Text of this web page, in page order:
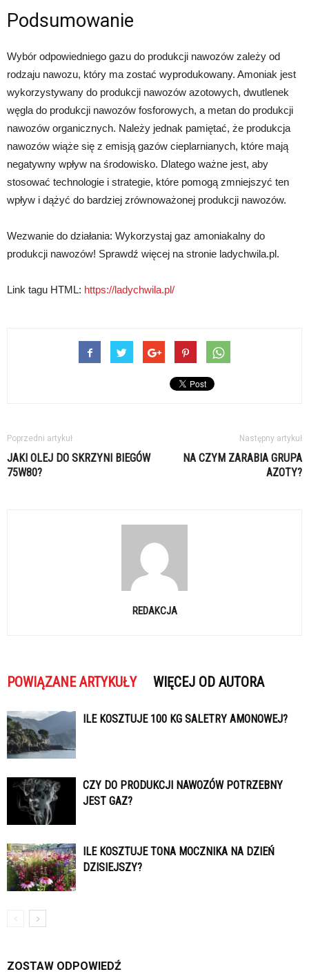
Podsumowanie
Wybór odpowiedniego gazu do produkcji nawozów zależy od
rodzaju nawozu, który ma zostać wyprodukowany. Amoniak jest
wykorzystywany do produkcji nawozów azotowych, dwutlenek
węgla do produkcji nawozów fosforowych, a metan do produkcji
nawozów organicznych. Należy jednak pamiętać, że produkcja
nawozów wiąże się z emisją gazów cieplarnianych, które mają
negatywny wpływ na środowisko. Dlatego ważne jest, aby
stosować technologie i strategie, które pomogą zmniejszyć ten
wpływ i dążyć do bardziej zrównoważonej produkcji nawozów.
Wezwanie do działania: Wykorzystaj gaz amoniakalny do
produkcji nawozów! Sprawdź więcej na stronie ladychwila.pl.
Link tagu HTML: https://ladychwila.pl/
Poprzedni artykuł
JAKI OLEJ DO SKRZYNI BIEGÓW
75W80?
Następny artykuł
NA CZYM ZARABIA GRUPA
AZOTY?
REDAKCJA
POWIĄZANE ARTYKUŁY WIĘCEJ OD AUTORA
ILE KOSZTUJE 100 KG SALETRY AMONOWEJ?
CZY DO PRODUKCJI NAWOZÓW POTRZEBNY
JEST GAZ?
ILE KOSZTUJE TONA MOCZNIKA NA DZIEŃ
DZISIEJSZY?
ZOSTAW ODPOWIEDŹ